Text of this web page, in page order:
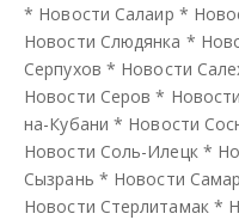
* Новости Салаир *
Новости Слюдянка *
Серпухов * Новости
Новости Серов *
на-Кубани * Новости
Новости Соль-Илецк *
Сызрань * Новости
Новости Стерлитамак *